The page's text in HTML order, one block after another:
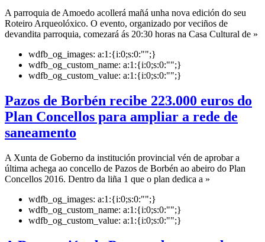
A parroquia de Amoedo acollerá mañá unha nova edición do seu
Roteiro Arqueolóxico. O evento, organizado por veciños de
devandita parroquia, comezará ás 20:30 horas na Casa Cultural de »
wdfb_og_images: a:1:{i:0;s:0:"";}
wdfb_og_custom_name: a:1:{i:0;s:0:"";}
wdfb_og_custom_value: a:1:{i:0;s:0:"";}
Pazos de Borbén recibe 223.000 euros do
Plan Concellos para ampliar a rede de
saneamento
A Xunta de Goberno da institución provincial vén de aprobar a
última achega ao concello de Pazos de Borbén ao abeiro do Plan
Concellos 2016. Dentro da liña 1 que o plan dedica a »
wdfb_og_images: a:1:{i:0;s:0:"";}
wdfb_og_custom_name: a:1:{i:0;s:0:"";}
wdfb_og_custom_value: a:1:{i:0;s:0:"";}